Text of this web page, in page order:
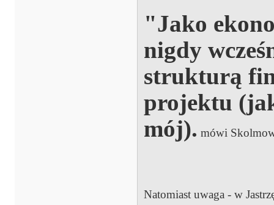
"Jako
nigdy
strukturą
projektu
mój). mówi
Natomiast uwaga - w